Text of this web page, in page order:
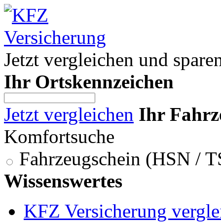
Jetzt vergleichen und
Ihr Ortskennzeichen
Jetzt vergleichen Ihr
Komfortsuche
Fahrzeugschein (HSN /
Wissenswertes
KFZ Versicherung